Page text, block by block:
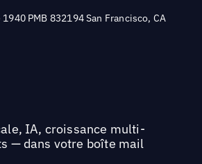
PMB 832194 San Francisco, CA
IA, croissance multi-
— dans votre boîte mail